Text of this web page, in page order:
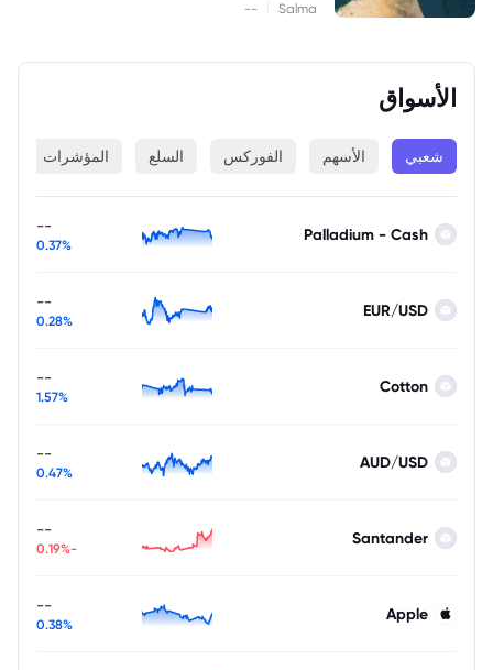
Salma
--
الأسواق
شعبي الأسهم الفوركس السلع المؤشرات
Palladium - Cash
--
0.37%
EUR/USD
--
0.28%
Cotton
--
1.57%
AUD/USD
--
0.47%
Santander
--
-0.19%
Apple
--
0.38%